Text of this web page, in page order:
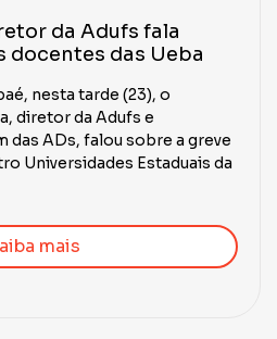
da Adufs fala
docentes das Ueba
nesta tarde (23), o
diretor da Adufs e
das ADs, falou sobre a greve
Universidades Estaduais da
mais